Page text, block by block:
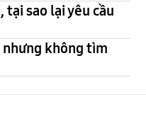
tại sao lại yêu cầu
nhưng không tìm